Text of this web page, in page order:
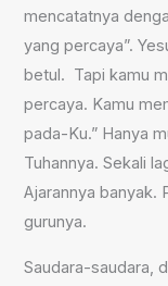
mencatatnya
yang percaya”.
betul. Tapi kamu
percaya. Kamu
pada-Ku.” Hanya
Tuhannya. Sekali
Ajarannya banyak.
gurunya.
Saudara-saudara,